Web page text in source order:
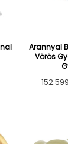
ár
Arannyal
Vörös